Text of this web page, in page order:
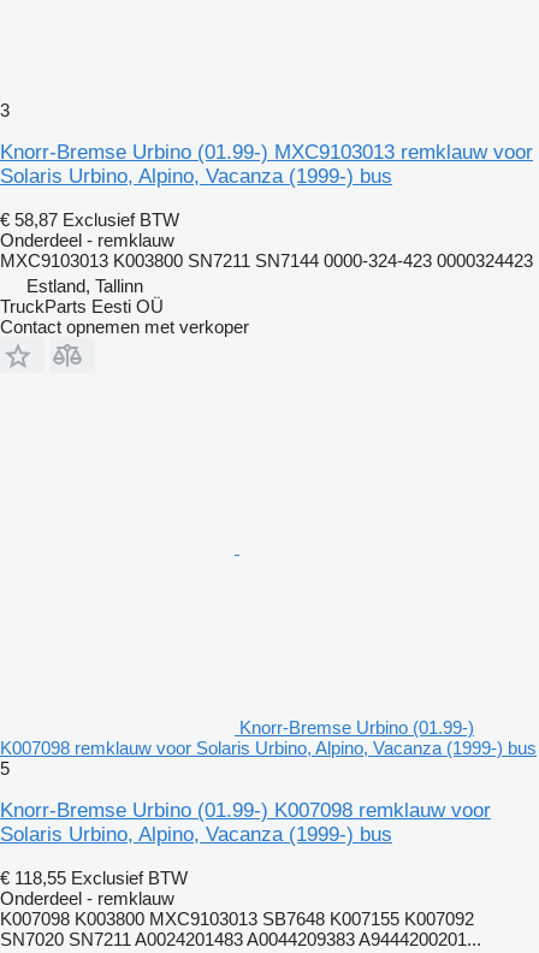
3
Knorr-Bremse Urbino (01.99-) MXC9103013 remklauw voor
Solaris Urbino, Alpino, Vacanza (1999-) bus
€ 58,87 Exclusief BTW
Onderdeel - remklauw
MXC9103013 K003800 SN7211 SN7144 0000-324-423 0000324423
Estland, Tallinn
TruckParts Eesti OÜ
Contact opnemen met verkoper
Knorr-Bremse Urbino (01.99-)
K007098 remklauw voor Solaris Urbino, Alpino, Vacanza (1999-) bus
5
Knorr-Bremse Urbino (01.99-) K007098 remklauw voor
Solaris Urbino, Alpino, Vacanza (1999-) bus
€ 118,55 Exclusief BTW
Onderdeel - remklauw
K007098 K003800 MXC9103013 SB7648 K007155 K007092
SN7020 SN7211 A0024201483 A0044209383 A9444200201...